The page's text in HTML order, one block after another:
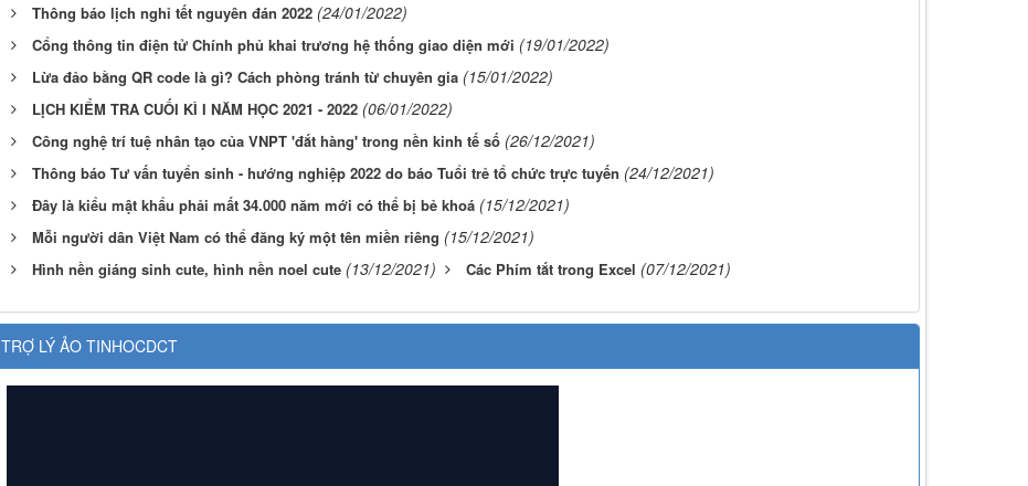
Thông báo lịch nghỉ tết nguyên đán 2022 (24/01/2022)
Cổng thông tin điện tử Chính phủ khai trương hệ thống giao diện mới (19/01/2022)
Lừa đảo bằng QR code là gì? Cách phòng tránh từ chuyên gia (15/01/2022)
LỊCH KIỂM TRA CUỐI KÌ I NĂM HỌC 2021 - 2022 (06/01/2022)
Công nghệ trí tuệ nhân tạo của VNPT 'đắt hàng' trong nền kinh tế số (26/12/2021)
Thông báo Tư vấn tuyển sinh - hướng nghiệp 2022 do báo Tuổi trẻ tổ chức trực tuyến (24/12/2021)
Đây là kiểu mật khẩu phải mất 34.000 năm mới có thể bị bẻ khoá (15/12/2021)
Mỗi người dân Việt Nam có thể đăng ký một tên miền riêng (15/12/2021)
Hình nền giáng sinh cute, hình nền noel cute (13/12/2021) Các Phím tắt trong Excel (07/12/2021)
TRỢ LÝ ẢO TINHOCDCT